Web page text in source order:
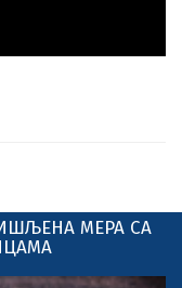
МЕРА СА